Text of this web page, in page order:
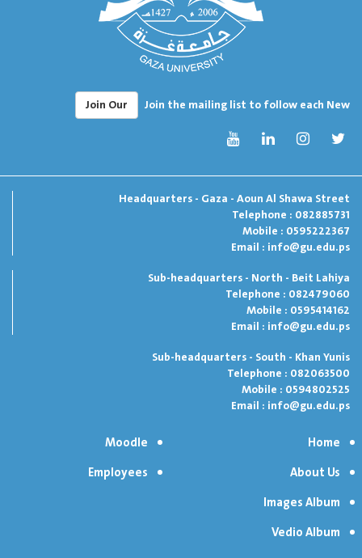
Join the mailing list to follow each New
Join Our
Headquarters - Gaza - Aoun Al Shawa Street
Telephone : 082885731
Mobile : 0595222367
Email : info@gu.edu.ps
Sub-headquarters - North - Beit Lahiya
Telephone : 082479060
Mobile : 0595414162
Email : info@gu.edu.ps
Sub-headquarters - South - Khan Yunis
Telephone : 082063500
Mobile : 0594802525
Email : info@gu.edu.ps
Home
About Us
Moodle
Employees
Images Album
Vedio Album